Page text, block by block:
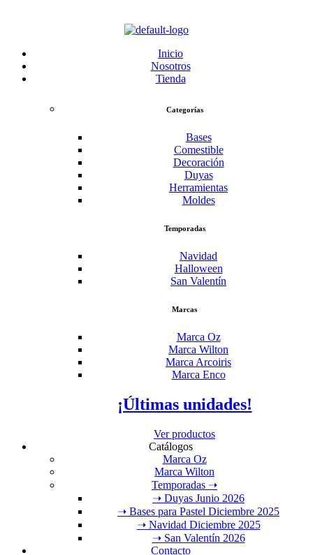
Inicio
Nosotros
Tienda
Categorías
Bases
Comestible
Decoración
Duyas
Herramientas
Moldes
Temporadas
Navidad
Halloween
San Valentín
Marcas
Marca Oz
Marca Wilton
Marca Arcoiris
Marca Enco
¡Últimas unidades!
Ver productos
Catálogos
Marca Oz
Marca Wilton
Temporadas ➝
➝ Duyas Junio 2026
➝ Bases para Pastel Diciembre 2025
➝ Navidad Diciembre 2025
➝ San Valentín 2026
Contacto